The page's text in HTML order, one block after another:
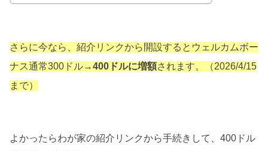
さらに今なら、紹介リンクから開設するとウェルカムボー
ナス通常300ドル→400ドルに増額されます。（2026/4/15
まで）
よかったらわが家の紹介リンクから手続きして、400ドル